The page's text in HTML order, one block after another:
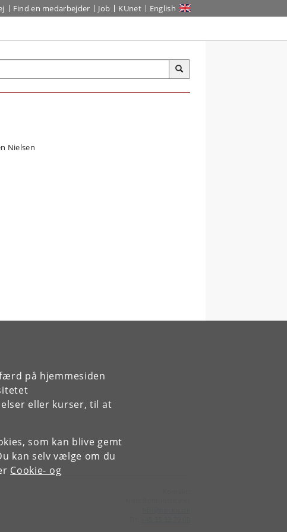
på hjemmesiden
eller kurser, til at
som kan blive gemt
kan selv vælge om du
Cookie- og
Find en medarbejder Job KUnet English